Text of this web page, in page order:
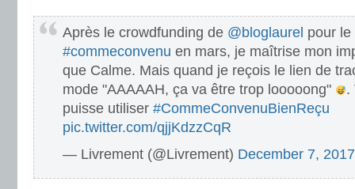
Après le crowdfunding de @bloglaurel pour le
#commeconvenu en mars, je maîtrise mon
que Calme. Mais quand je reçois le lien de
mode "AAAAAH, ça va être trop looooong"
.
puisse utiliser #CommeConvenuBienReçu
pic.twitter.com/qjjKdzzCqR
— Livrement (@Livrement) December 7, 2017